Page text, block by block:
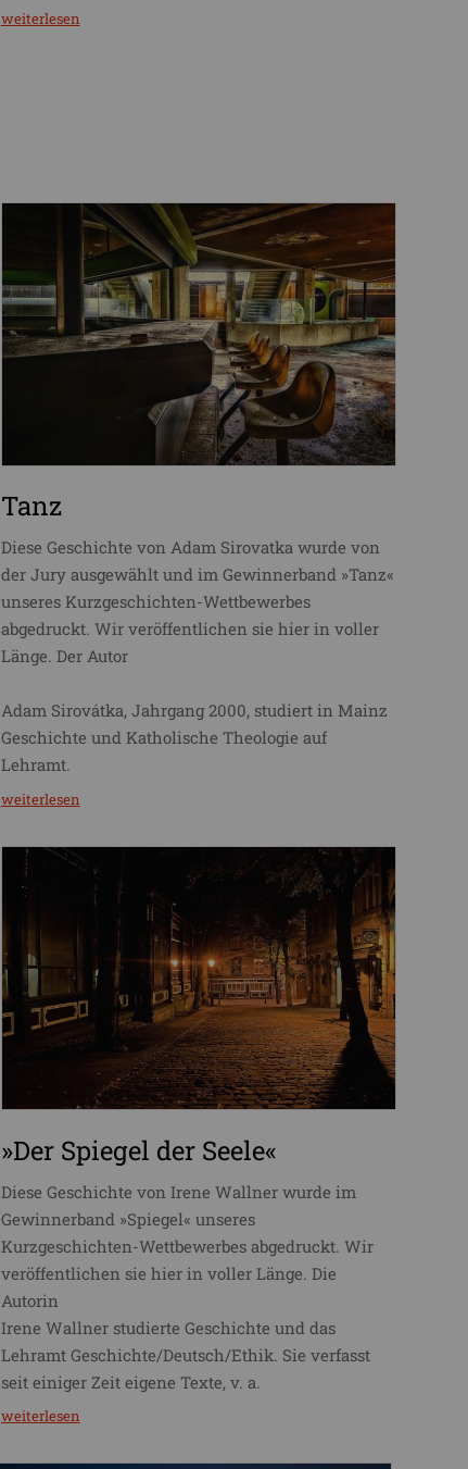
weiterlesen
Tanz
Diese Geschichte von Adam Sirovatka wurde von
der Jury ausgewählt und im Gewinnerband »Tanz«
unseres Kurzgeschichten-Wettbewerbes
abgedruckt. Wir veröffentlichen sie hier in voller
Länge. Der Autor
Adam Sirovátka, Jahrgang 2000, studiert in Mainz
Geschichte und Katholische Theologie auf
Lehramt.
weiterlesen
»Der Spiegel der Seele«
Diese Geschichte von Irene Wallner wurde im
Gewinnerband »Spiegel« unseres
Kurzgeschichten-Wettbewerbes abgedruckt. Wir
veröffentlichen sie hier in voller Länge. Die
Autorin
Irene Wallner studierte Geschichte und das
Lehramt Geschichte/Deutsch/Ethik. Sie verfasst
seit einiger Zeit eigene Texte, v. a.
weiterlesen